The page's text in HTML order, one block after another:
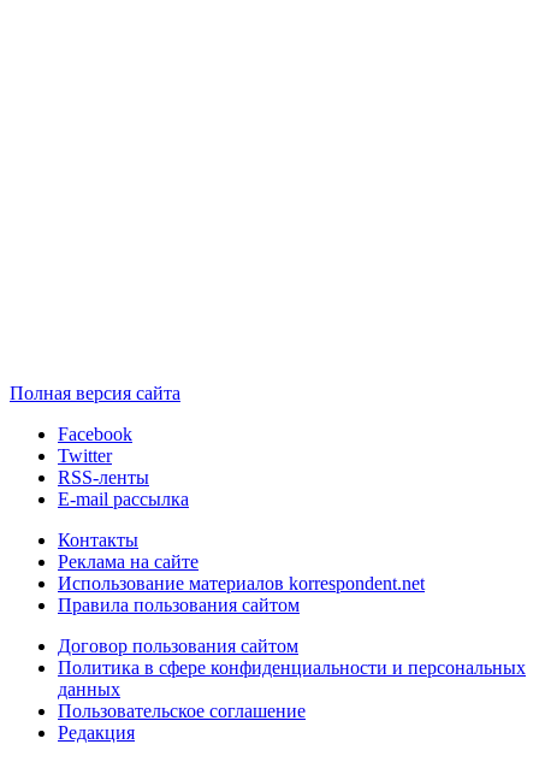
Полная версия сайта
Facebook
Twitter
RSS-ленты
E-mail рассылка
Контакты
Реклама на сайте
Использование материалов korrespondent.net
Правила пользования сайтом
Договор пользования сайтом
Политика в сфере конфиденциальности и персональных
данных
Пользовательское соглашение
Редакция